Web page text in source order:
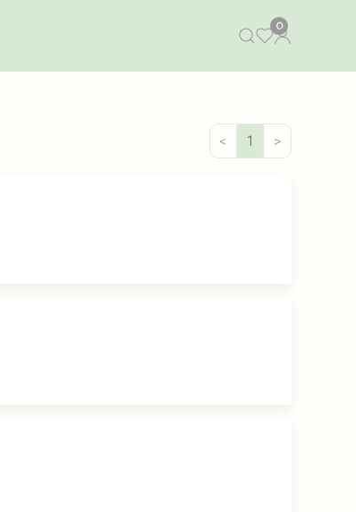
0
< 1 >